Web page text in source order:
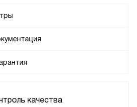
качества